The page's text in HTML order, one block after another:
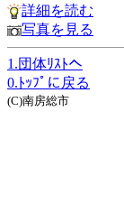
詳細を読む
写真を見る
1.団体ﾘｽﾄへ
0.ﾄｯﾌﾟに戻る
(C)南房総市